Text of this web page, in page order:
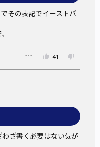
どの程度の人が認識して
研究所のデータによれ
4 が「イースト」が「酵
たという。
品添加物と勘違いしてい
ストが安全でないものの
しれない。そのイメージ
に謳った根拠のない「天
を混乱させることを危惧
その表記でイーストパ
41
ざ書く必要はない気が